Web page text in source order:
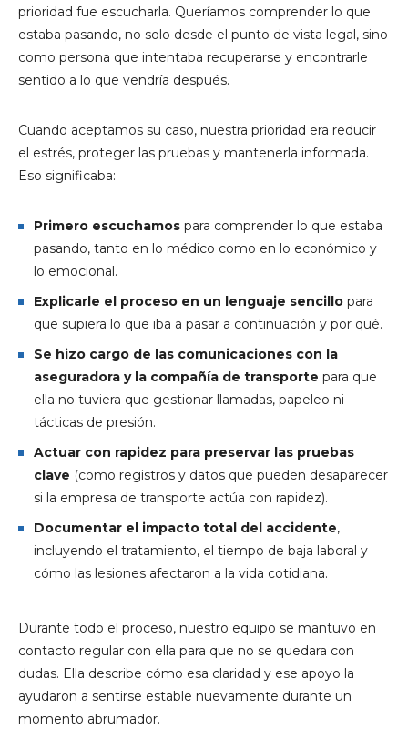
prioridad fue escucharla. Queríamos comprender lo que
estaba pasando, no solo desde el punto de vista legal, sino
como persona que intentaba recuperarse y encontrarle
sentido a lo que vendría después.
Cuando aceptamos su caso, nuestra prioridad era reducir
el estrés, proteger las pruebas y mantenerla informada.
Eso significaba:
Primero escuchamos para comprender lo que estaba
pasando, tanto en lo médico como en lo económico y
lo emocional.
Explicarle el proceso en un lenguaje sencillo para
que supiera lo que iba a pasar a continuación y por qué.
Se hizo cargo de las comunicaciones con la
aseguradora y la compañía de transporte para que
ella no tuviera que gestionar llamadas, papeleo ni
tácticas de presión.
Actuar con rapidez para preservar las pruebas
clave (como registros y datos que pueden desaparecer
si la empresa de transporte actúa con rapidez).
Documentar el impacto total del accidente,
incluyendo el tratamiento, el tiempo de baja laboral y
cómo las lesiones afectaron a la vida cotidiana.
Durante todo el proceso, nuestro equipo se mantuvo en
contacto regular con ella para que no se quedara con
dudas. Ella describe cómo esa claridad y ese apoyo la
ayudaron a sentirse estable nuevamente durante un
momento abrumador.